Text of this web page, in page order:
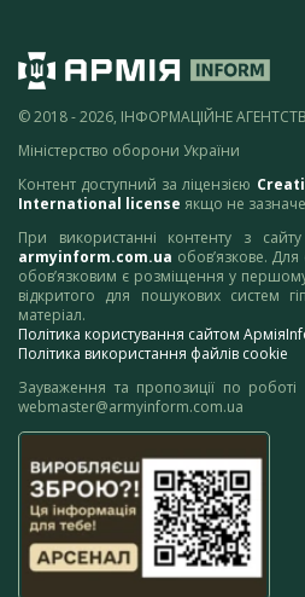
© 2018 - 2026, ІНФОРМАЦІЙНЕ
Міністерство оборони України
Контент доступний за ліцензією
International license якщо не
При використанні контенту з
armyinform.com.ua обов’язкове. Для
обов’язковим є розміщення у
відкритого для пошукових систем
матеріал.
Політика користування сайтом
Політика використання файлів cookie
Зауваження та пропозиції по
webmaster@armyinform.com.ua